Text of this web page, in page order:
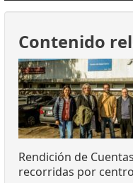
Contenido
Rendición de
recorridas por